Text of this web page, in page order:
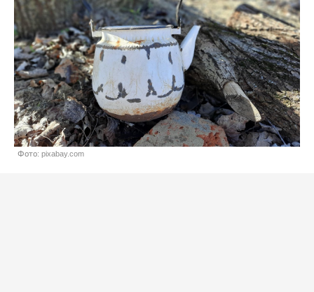
Фото: pixabay.com